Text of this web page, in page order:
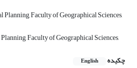
Planning, Faculty of Geographical Sciences,
Faculty of Geographical Sciences,
چکیده
English